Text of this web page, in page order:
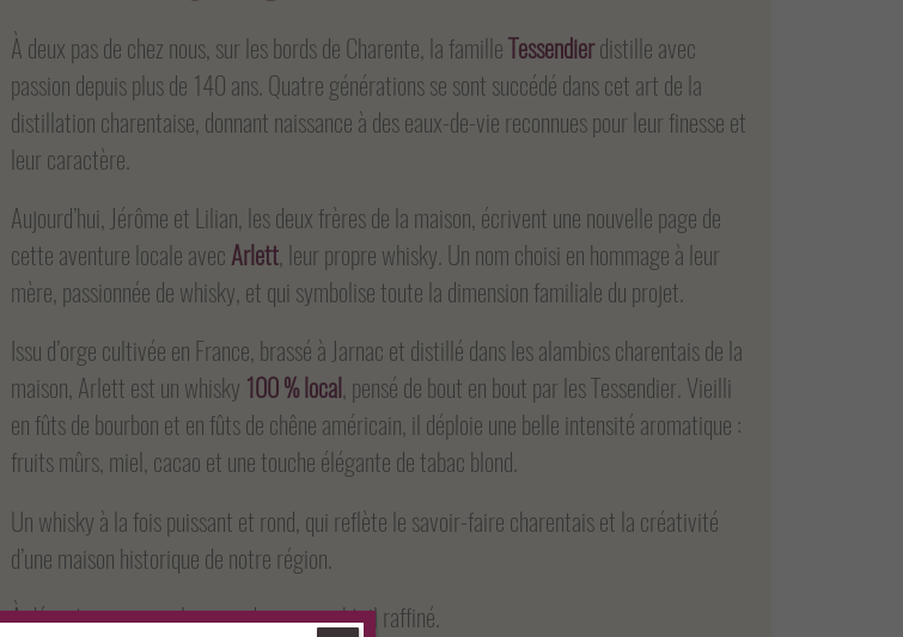
À deux pas de chez nous, sur les bords de Charente, la familleTessendierdistille avec
passion depuis plus de 140 ans. Quatre générations se sont succédé dans cet art de la
distillation charentaise, donnant naissance à des eaux-de-vie reconnues pour leur finesse et
leur caractère.
Aujourd’hui, Jérôme et Lilian, les deux frères de la maison, écrivent une nouvelle page de
cette aventure locale avec Arlett, leur propre whisky. Un nom choisi en hommage à leur
mère, passionnée de whisky, et qui symbolise toute la dimension familiale du projet.
Issu d’orge cultivée en France, brassé à Jarnac et distillé dans les alambics charentais de la
maison, Arlett est un whisky 100 % local, pensé de bout en bout par les Tessendier. Vieilli
en fûts de bourbon et en fûts de chêne américain, il déploie une belle intensité aromatique :
fruits mûrs, miel, cacao et une touche élégante de tabac blond.
Un whisky à la fois puissant et rond, qui reflète le savoir-faire charentais et la créativité
d’une maison historique de notre région.
À déguster pur, sur glace, ou dans un cocktail raffiné.